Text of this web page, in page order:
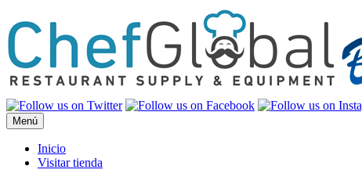
al
contenido
Menú
Inicio
Visitar tienda